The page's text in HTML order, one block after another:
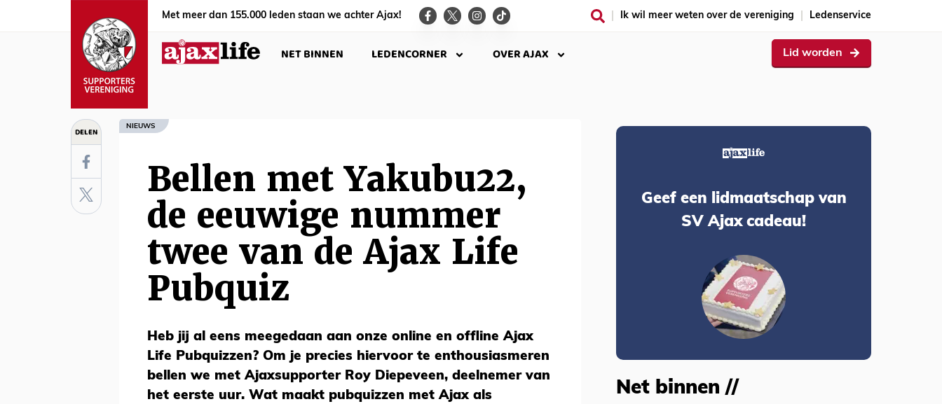
Met meer dan 155.000 leden staan we achter Ajax! Ik wil meer weten over de vereniging Ledenservice
NET BINNEN LEDENCORNER OVER AJAX Lid worden
DELEN NIEUWS
Bellen met Yakubu22,
de eeuwige nummer
twee van de Ajax Life
Pubquiz
Heb jij al eens meegedaan aan onze online en offline Ajax
Life Pubquizzen? Om je precies hiervoor te enthousiasmeren
bellen we met Ajaxsupporter Roy Diepeveen, deelnemer van
het eerste uur. Wat maakt pubquizzen met Ajax als
Geef een lidmaatschap van
SV Ajax cadeau!
Net binnen //